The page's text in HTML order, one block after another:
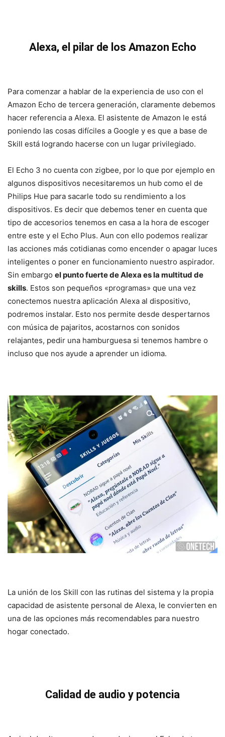
Alexa, el pilar de los Amazon Echo
Para comenzar a hablar de la experiencia de uso con el
Amazon Echo de tercera generación, claramente debemos
hacer referencia a Alexa. El asistente de Amazon le está
poniendo las cosas difíciles a Google y es que a base de
Skill está logrando hacerse con un lugar privilegiado.
El Echo 3 no cuenta con zigbee, por lo que por ejemplo en
algunos dispositivos necesitaremos un hub como el de
Philips Hue para sacarle todo su rendimiento a los
dispositivos. Es decir que debemos tener en cuenta que
tipo de accesorios tenemos en casa a la hora de escoger
entre este y el Echo Plus. Aun con ello podemos realizar
las acciones más cotidianas como encender o apagar luces
inteligentes o poner en funcionamiento nuestro aspirador.
Sin embargo el punto fuerte de Alexa es la multitud de
skills. Estos son pequeños «programas» que una vez
conectemos nuestra aplicación Alexa al dispositivo,
podremos instalar. Esto nos permite desde despertarnos
con música de pajaritos, acostarnos con sonidos
relajantes, pedir una hamburguesa si tenemos hambre o
incluso que nos ayude a aprender un idioma.
La unión de los Skill con las rutinas del sistema y la propia
capacidad de asistente personal de Alexa, le convierten en
una de las opciones más recomendables para nuestro
hogar conectado.
Calidad de audio y potencia